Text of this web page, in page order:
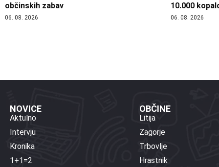
občinskih zabav
06. 08. 2026
10.000
06. 08. 2026
NOVICE
Aktulno
Intervju
Kronika
1+1=2
OBČINE
Litija
Zagorje
Trbovlje
Hrastnik